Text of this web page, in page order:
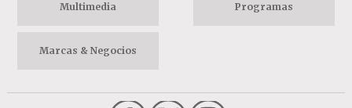
Multimedia Programas
Marcas & Negocios